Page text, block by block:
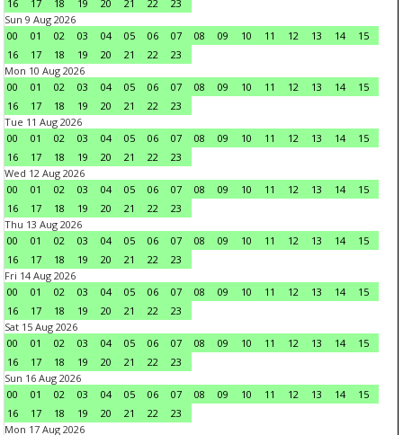
16
17 18 19 20 21 22
23
Sun 9 Aug 2026
00
01 02 03 04 05 06 07 08 09 10 11 12 13 14
15
16
17 18 19 20 21 22
23
Mon 10 Aug 2026
00
01 02 03 04 05 06 07 08 09 10 11 12 13 14
15
16
17 18 19 20 21 22
23
Tue 11 Aug 2026
00
01 02 03 04 05 06 07 08 09 10 11 12 13 14
15
16
17 18 19 20 21 22
23
Wed 12 Aug 2026
00
01 02 03 04 05 06 07 08 09 10 11 12 13 14
15
16
17 18 19 20 21 22
23
Thu 13 Aug 2026
00
01 02 03 04 05 06 07 08 09 10 11 12 13 14
15
16
17 18 19 20 21 22
23
Fri 14 Aug 2026
00
01 02 03 04 05 06 07 08 09 10 11 12 13 14
15
16
17 18 19 20 21 22
23
Sat 15 Aug 2026
00
01 02 03 04 05 06 07 08 09 10 11 12 13 14
15
16
17 18 19 20 21 22
23
Sun 16 Aug 2026
00
01 02 03 04 05 06 07 08 09 10 11 12 13 14
15
16
17 18 19 20 21 22
23
Mon 17 Aug 2026